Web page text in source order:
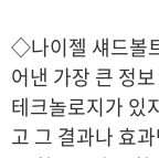
◇나이젤 섀드볼
어낸 가장 큰 정
테크놀로지가 있
고 그 결과나 효